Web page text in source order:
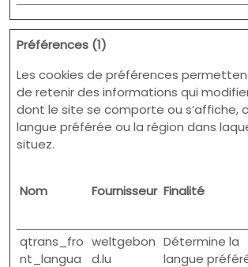
Préférences (1)
Les cookies de préférences
de retenir des informations qui
dont le site se comporte ou s’affiche,
langue préférée ou la région dans
situez.
Nom Fournisseur Finalité
qtrans_fro
nt_langua
weltgebon
d.lu
Détermine la
langue